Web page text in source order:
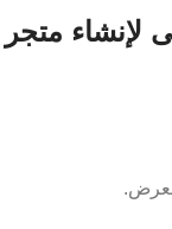
لإنشاء متجر